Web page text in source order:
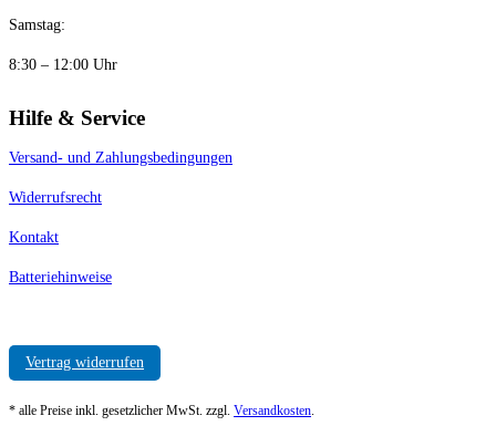
Samstag:
8:30 – 12:00 Uhr
Hilfe & Service
Versand- und Zahlungsbedingungen
Widerrufsrecht
Kontakt
Batteriehinweise
Vertrag widerrufen
* alle Preise inkl. gesetzlicher MwSt. zzgl. Versandkosten